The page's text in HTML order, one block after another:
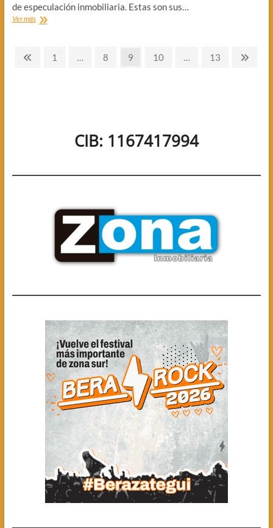
de especulación inmobiliaria. Estas son sus…
Ver másAVANZA
Paginación
PáginaPágina
1 … Página
8 Página
9 Página
10 … Página
13
CIB: 1167417994